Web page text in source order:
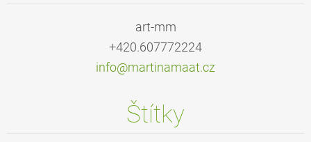
art-mm
+420.607772224
info@martinamaat.cz
Štítky